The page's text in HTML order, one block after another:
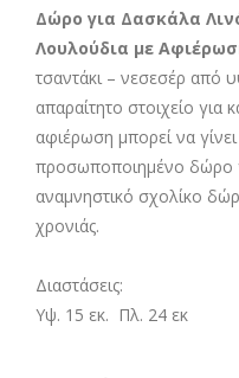
Δώρο για Δασκάλα
Λουλούδια με
τσαντάκι – νεσεσέρ από
απαραίτητο στοιχείο για
αφιέρωση μπορεί να
προσωποποιημένο δώρο
αναμνηστικό σχολίκο
χρονιάς.
Διαστάσεις:
Υψ. 15 εκ. Πλ. 24 εκ